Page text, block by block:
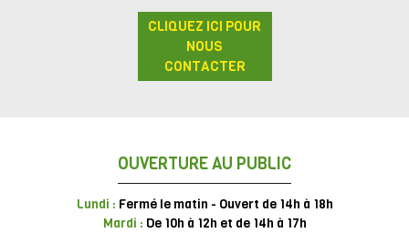
CLIQUEZ ICI POUR
NOUS
CONTACTER
OUVERTURE AU PUBLIC
Lundi : Fermé le matin - Ouvert de 14h à 18h
Mardi : De 10h à 12h et de 14h à 17h